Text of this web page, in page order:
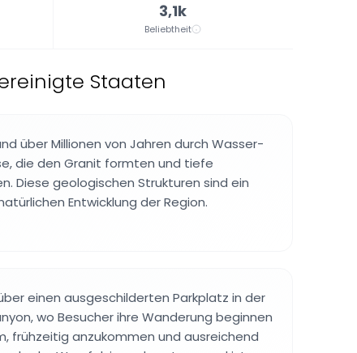
3,1k
Beliebtheit
Staaten
über Millionen von Jahren durch Wasser-
die den Granit formten und tiefe
Diese geologischen Strukturen sind ein
Entwicklung der Region.
einen ausgeschilderten Parkplatz in der
wo Besucher ihre Wanderung beginnen
frühzeitig anzukommen und ausreichend